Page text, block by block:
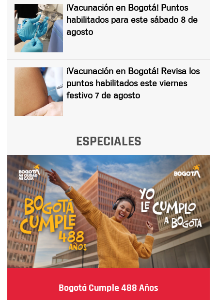
¡Vacunación en Bogotá! Puntos
habilitados para este sábado 8 de
agosto
¡Vacunación en Bogotá! Revisa los
puntos habilitados este viernes
festivo 7 de agosto
ESPECIALES
Bogotá Cumple 488 Años